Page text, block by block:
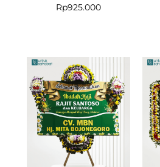
Rp925.000
price
was:
Rp1.025.000.
price
is:
Rp999.000.